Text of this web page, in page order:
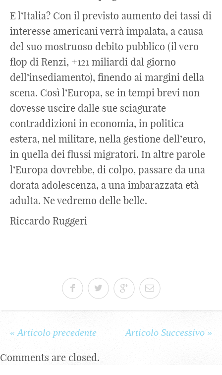
E l’Italia? Con il previsto aumento dei tassi di
interesse americani verrà impalata, a causa
del suo mostruoso debito pubblico (il vero
flop di Renzi, +121 miliardi dal giorno
dell’insediamento), finendo ai margini della
scena. Così l’Europa, se in tempi brevi non
dovesse uscire dalle sue sciagurate
contraddizioni in economia, in politica
estera, nel militare, nella gestione dell’euro,
in quella dei flussi migratori. In altre parole
l’Europa dovrebbe, di colpo, passare da una
dorata adolescenza, a una imbarazzata età
adulta. Ne vedremo delle belle.
Riccardo Ruggeri
« Articolo precedente Articolo Successivo »
Comments are closed.